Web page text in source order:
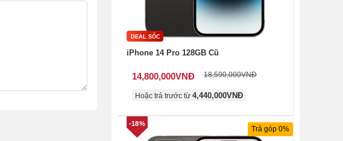
DEAL SỐC
iPhone 14 Pro 128GB Cũ
14,800,000VNĐ 18,590,000VNĐ
Hoặc trả trước từ 4,440,000VNĐ
Trả góp 0%
-18%